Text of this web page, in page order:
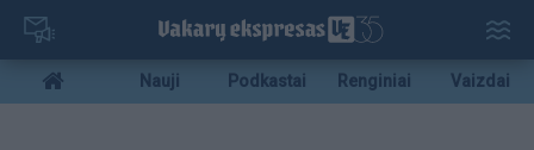
Pereiti
pagrindinį
turinį
Mobile
menu
Nauji Podkastai Renginiai Vaizdai